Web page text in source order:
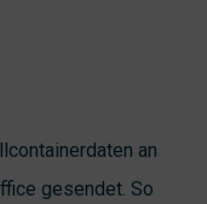
an
gesendet. So